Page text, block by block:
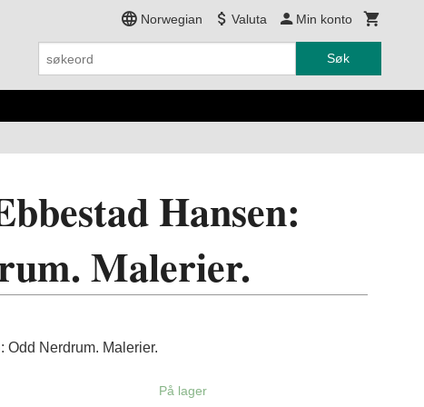
Norwegian Valuta Min konto
Søk
Hansen:
Malerier.
Odd Nerdrum. Malerier.
På lager